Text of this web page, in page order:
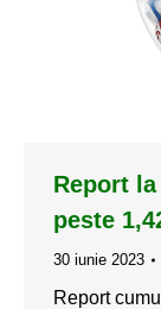
Report
peste
30 iunie 2023
Report